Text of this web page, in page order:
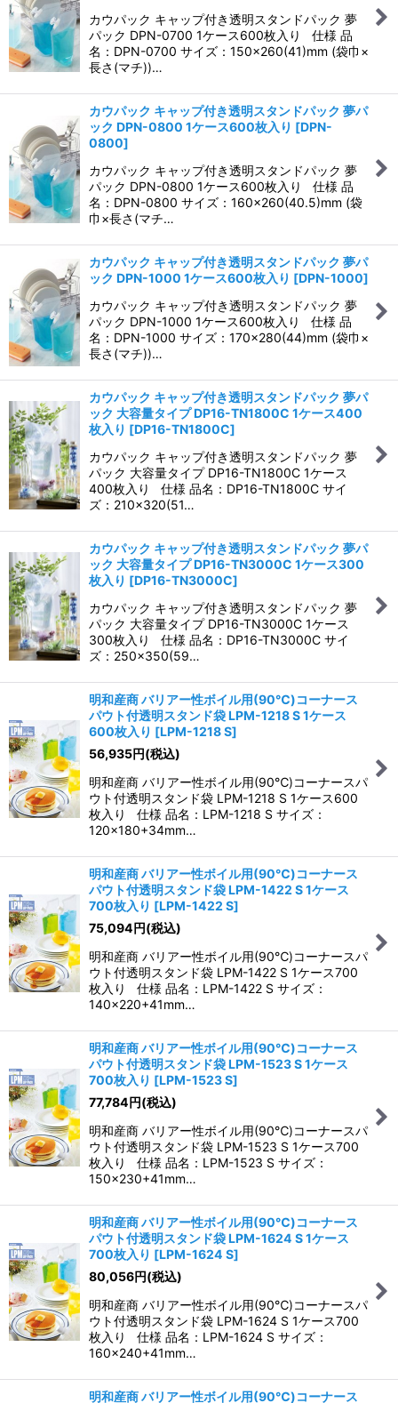
カウパック キャップ付き透明スタンドパック 夢
パック DPN-0700 1ケース600枚入り 仕様 品
名：DPN-0700 サイズ：150×260(41)mm (袋巾×
長さ(マチ))…
カウパック キャップ付き透明スタンドパック 夢パ
ック DPN-0800 1ケース600枚入り [DPN-
0800]
カウパック キャップ付き透明スタンドパック 夢
パック DPN-0800 1ケース600枚入り 仕様 品
名：DPN-0800 サイズ：160×260(40.5)mm (袋
巾×長さ(マチ…
カウパック キャップ付き透明スタンドパック 夢パ
ック DPN-1000 1ケース600枚入り [DPN-1000]
カウパック キャップ付き透明スタンドパック 夢
パック DPN-1000 1ケース600枚入り 仕様 品
名：DPN-1000 サイズ：170×280(44)mm (袋巾×
長さ(マチ))…
カウパック キャップ付き透明スタンドパック 夢パ
ック 大容量タイプ DP16-TN1800C 1ケース400
枚入り [DP16-TN1800C]
カウパック キャップ付き透明スタンドパック 夢
パック 大容量タイプ DP16-TN1800C 1ケース
400枚入り 仕様 品名：DP16-TN1800C サイ
ズ：210×320(51…
カウパック キャップ付き透明スタンドパック 夢パ
ック 大容量タイプ DP16-TN3000C 1ケース300
枚入り [DP16-TN3000C]
カウパック キャップ付き透明スタンドパック 夢
パック 大容量タイプ DP16-TN3000C 1ケース
300枚入り 仕様 品名：DP16-TN3000C サイ
ズ：250×350(59…
明和産商 バリアー性ボイル用(90℃)コーナース
パウト付透明スタンド袋 LPM-1218 S 1ケース
600枚入り [LPM-1218 S]
56,935円(税込)
明和産商 バリアー性ボイル用(90℃)コーナースパ
ウト付透明スタンド袋 LPM-1218 S 1ケース600
枚入り 仕様 品名：LPM-1218 S サイズ：
120×180+34mm…
明和産商 バリアー性ボイル用(90℃)コーナース
パウト付透明スタンド袋 LPM-1422 S 1ケース
700枚入り [LPM-1422 S]
75,094円(税込)
明和産商 バリアー性ボイル用(90℃)コーナースパ
ウト付透明スタンド袋 LPM-1422 S 1ケース700
枚入り 仕様 品名：LPM-1422 S サイズ：
140×220+41mm…
明和産商 バリアー性ボイル用(90℃)コーナース
パウト付透明スタンド袋 LPM-1523 S 1ケース
700枚入り [LPM-1523 S]
77,784円(税込)
明和産商 バリアー性ボイル用(90℃)コーナースパ
ウト付透明スタンド袋 LPM-1523 S 1ケース700
枚入り 仕様 品名：LPM-1523 S サイズ：
150×230+41mm…
明和産商 バリアー性ボイル用(90℃)コーナース
パウト付透明スタンド袋 LPM-1624 S 1ケース
700枚入り [LPM-1624 S]
80,056円(税込)
明和産商 バリアー性ボイル用(90℃)コーナースパ
ウト付透明スタンド袋 LPM-1624 S 1ケース700
枚入り 仕様 品名：LPM-1624 S サイズ：
160×240+41mm…
明和産商 バリアー性ボイル用(90℃)コーナース